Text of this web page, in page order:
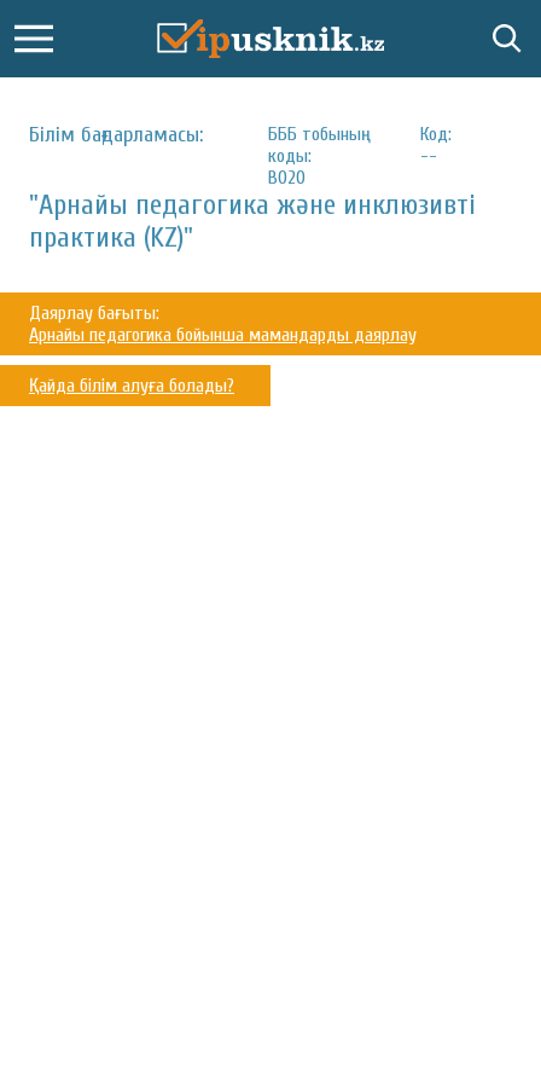
Білім бағдарламасы:
БББ тобының
коды:
B020
Код:
--
"Арнайы педагогика және инклюзивті
практика (KZ)"
Даярлау бағыты:
Арнайы педагогика бойынша мамандарды даярлау
Қайда білім алуға болады?